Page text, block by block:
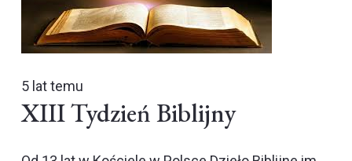
5 lat temu
XIII Tydzień Biblijny